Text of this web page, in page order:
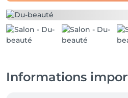
Informations